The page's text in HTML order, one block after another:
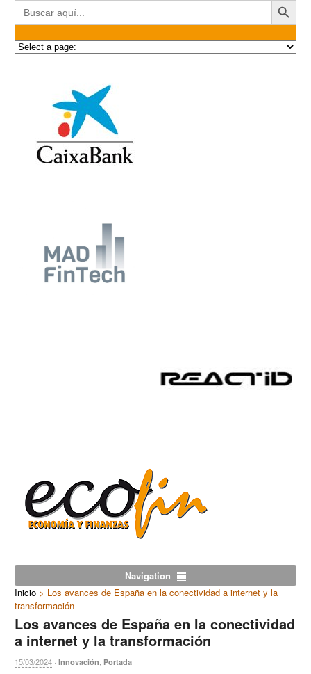
Buscar:
Navigation
Inicio > Los avances de España en la conectividad a internet y la
transformación
Los avances de España en la conectividad
a internet y la transformación
15/03/2024 ·Innovación, Portada